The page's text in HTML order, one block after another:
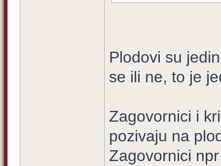
Plodovi su
se ili ne, to je
Zagovornici i
pozivaju na
Zagovornici